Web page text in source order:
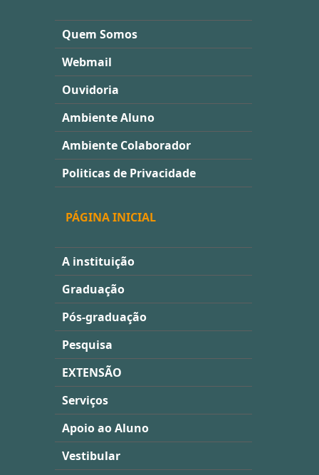
Quem Somos
Webmail
Ouvidoria
Ambiente Aluno
Ambiente Colaborador
Politicas de Privacidade
PÁGINA INICIAL
A instituição
Graduação
Pós-graduação
Pesquisa
EXTENSÃO
Serviços
Apoio ao Aluno
Vestibular